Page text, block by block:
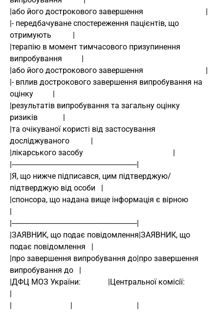
|- передбачуване спостереження пацієнтів, що
отримують           |
|терапію в момент тимчасового призупинення
випробування          |
|- вплив дострокового завершення випробування на
оцінку          |
|результатів випробування та загальну оцінку
ризиків             |
|та очікуваної користі від застосування
досліджуваного           |
|лікарського засобу                                              |
|----------------------------------------------------------------|
|Я, що нижче підписався, цим підтверджую/
підтверджую від особи   |
|спонсора, що надана вище інформація є вірною
|
|----------------------------------------------------------------|
|ЗАЯВНИК, що подає повідомлення|ЗАЯВНИК, що
подає повідомлення   |
|про завершення випробування до|про завершення
випробування до   |
|ДФЦ МОЗ України:              |Центральної комісії:
|
|                              |                                 |